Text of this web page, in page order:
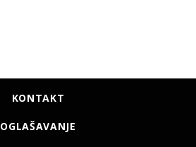
KONTAKT
OGLAŠAVANJE